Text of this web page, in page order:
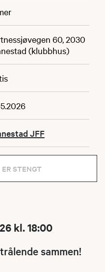
60, 2030
(klubbhus)
JFF
STENGT
kl. 18:00
sammen!